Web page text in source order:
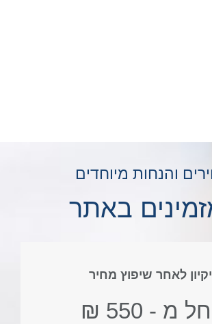
והנחות מיוחדים
באתר
לאחר שיפוץ מחיר
מ - 550 ₪